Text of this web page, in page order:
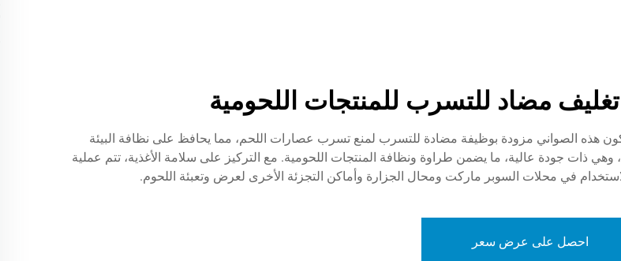
تغليف مضاد للتسرب للمنتجات اللحومية
هذه الصواني مزودة بوظيفة مضادة للتسرب لمنع تسرب عصارات اللحم، مما يحافظ على نظافة البيئة
وهي ذات جودة عالية، ما يضمن طراوة ونظافة المنتجات اللحومية. مع التركيز على سلامة الأغذية، تتم عملية
في محلات السوبر ماركت ومحال الجزارة وأماكن التجزئة الأخرى لعرض وتعبئة اللحوم.
احصل على عرض سعر